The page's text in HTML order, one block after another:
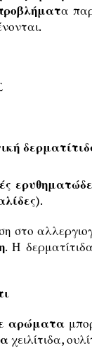
α
).
στο
. Η δερματίτιδα
αρώματα
χειλίτιδα,